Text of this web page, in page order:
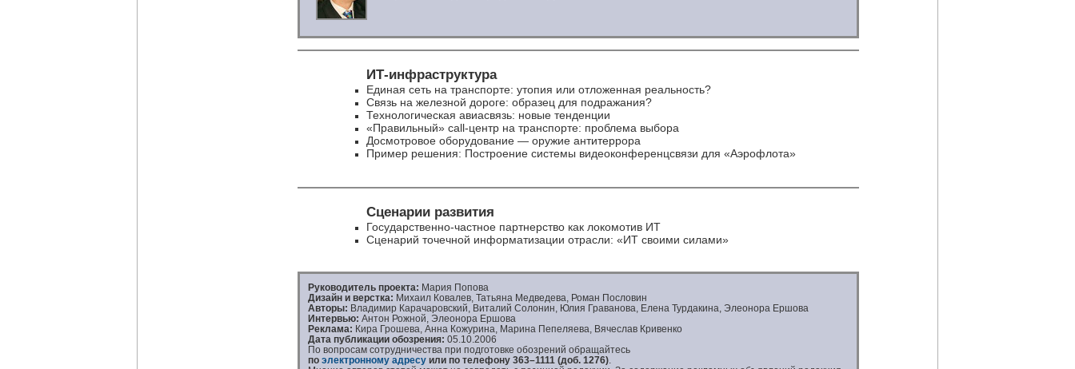
ИТ-инфраструктура
Единая сеть на транспорте: утопия или отложенная реальность?
Связь на железной дороге: образец для подражания?
Технологическая авиасвязь: новые тенденции
«Правильный» сall-центр на транспорте: проблема выбора
Досмотровое оборудование — оружие антитеррора
Пример решения: Построение системы видеоконференцсвязи для «Аэрофлота»
Сценарии развития
Государственно-частное партнерство как локомотив ИТ
Сценарий точечной информатизации отрасли: «ИТ своими силами»
Руководитель проекта: Мария Попова
Дизайн и верстка: Михаил Ковалев, Татьяна Медведева, Роман Пословин
Авторы: Владимир Карачаровский, Виталий Солонин, Юлия Граванова, Елена Турдакина, Элеонора Ершова
Интервью: Антон Рожной, Элеонора Ершова
Реклама: Кира Грошева, Анна Кожурина, Марина Пепеляева, Вячеслав Кривенко
Дата публикации обозрения: 05.10.2006
По вопросам сотрудничества при подготовке обозрений обращайтесь
по электронному адресу или по телефону 363–1111 (доб. 1276)